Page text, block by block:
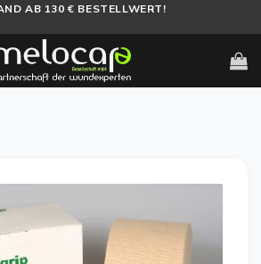
AB 130 € BESTELLWERT!